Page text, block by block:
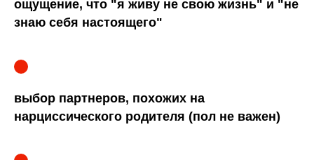
ощущение, что "я живу не свою жизнь" и "не
знаю себя настоящего"
выбор партнеров, похожих на
нарциссического родителя (пол не важен)